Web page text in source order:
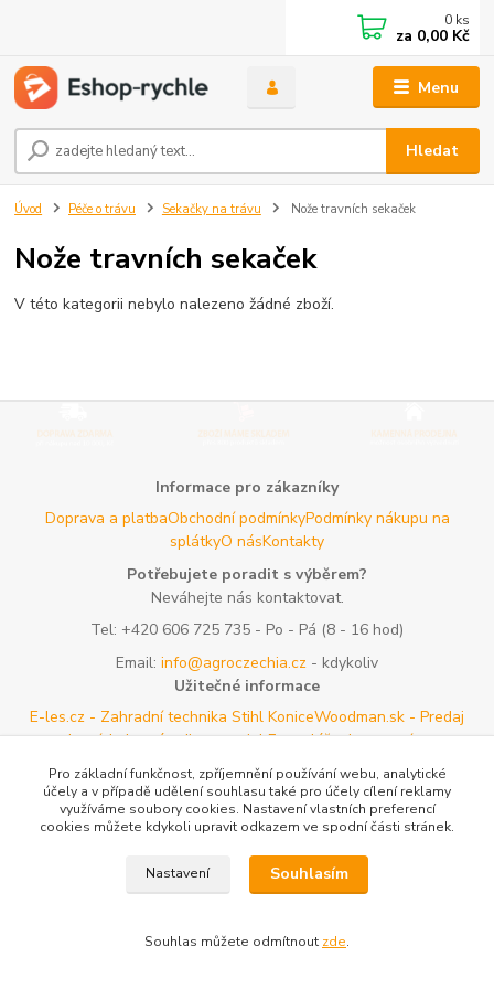
Menu
Hledat
0 ks
za 0,00 Kč
Úvod Péče o trávu Sekačky na trávu Nože travních sekaček
Nože travních sekaček
V této kategorii nebylo nalezeno žádné zboží.
Informace pro zákazníky
Doprava a platbaObchodní podmínkyPodmínky nákupu na
splátkyO násKontakty
Potřebujete poradit s výběrem?
Neváhejte nás kontaktovat.
Tel: +420 606 725 735 - Po - Pá (8 - 16 hod)
Email: info@agroczechia.cz - kdykoliv
Užitečné informace
E-les.cz - Zahradní technika Stihl KoniceWoodman.sk - Predaj
lesníckeho náradia a potriebFormulář odstoupení o
smlouvyReklamace a vrácení zboží Rady a tipy
Tabulky rozměrů
oblečení a obuviMapa stránek
Vytvořeno na Eshop-rychle.cz
Pro základní funkčnost, zpříjemnění používání webu, analytické
účely a v případě udělení souhlasu také pro účely cílení reklamy
využíváme soubory cookies. Nastavení vlastních preferencí
cookies můžete kdykoli upravit odkazem ve spodní části stránek.
Nastavení Souhlasím
Souhlas můžete odmítnout zde.